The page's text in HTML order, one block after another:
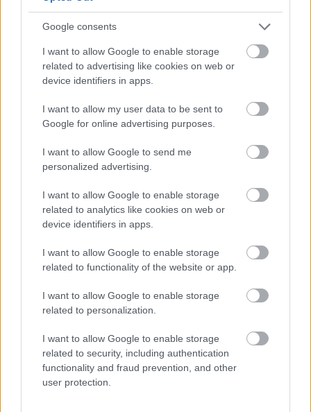
Google consents
I want to allow Google to enable storage
related to advertising like cookies on web or
device identifiers in apps.
I want to allow my user data to be sent to
Google for online advertising purposes.
I want to allow Google to send me
personalized advertising.
I want to allow Google to enable storage
related to analytics like cookies on web or
device identifiers in apps.
I want to allow Google to enable storage
related to functionality of the website or app.
I want to allow Google to enable storage
related to personalization.
I want to allow Google to enable storage
related to security, including authentication
functionality and fraud prevention, and other
user protection.
Zene Könnyűzene
EGY VÁLOGATOTT TÁRSASÁGRA”
ELSTARTOLT A MŰVÉSZETEK VÖLGYE
AZ EMBERSÉG ÜNNEPE